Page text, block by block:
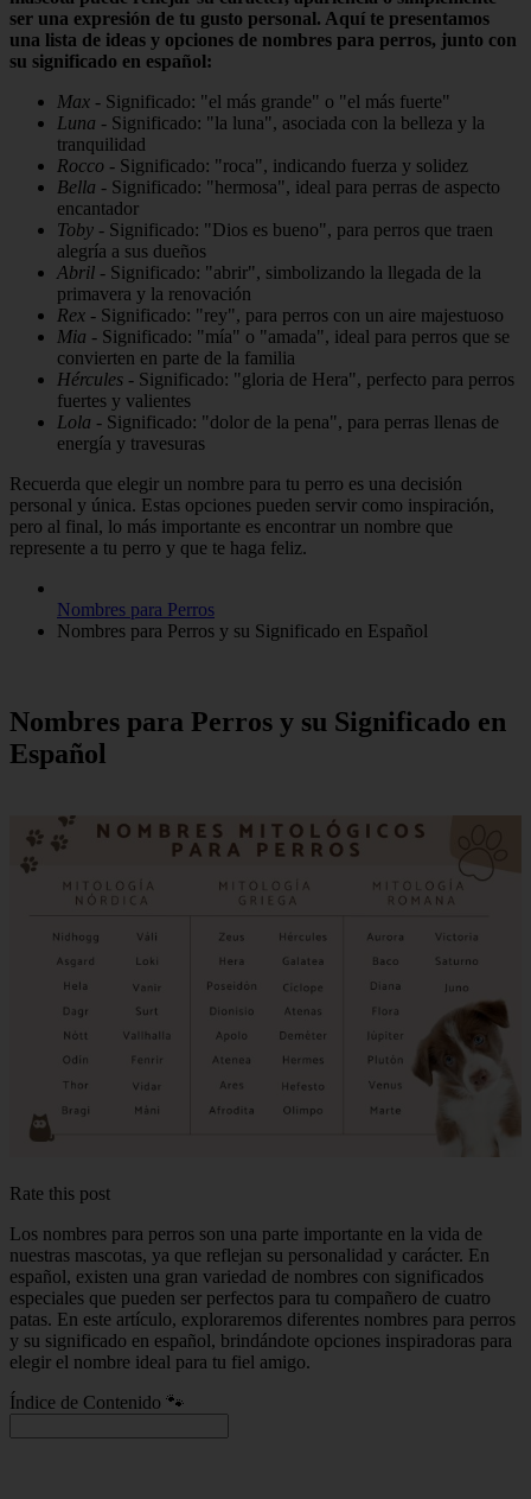
ser una expresión de tu gusto personal. Aquí te presentamos
una lista de ideas y opciones de nombres para perros, junto con
su significado en español:
Max - Significado: "el más grande" o "el más fuerte"
Luna - Significado: "la luna", asociada con la belleza y la
tranquilidad
Rocco - Significado: "roca", indicando fuerza y solidez
Bella - Significado: "hermosa", ideal para perras de aspecto
encantador
Toby - Significado: "Dios es bueno", para perros que traen
alegría a sus dueños
Abril - Significado: "abrir", simbolizando la llegada de la
primavera y la renovación
Rex - Significado: "rey", para perros con un aire majestuoso
Mia - Significado: "mía" o "amada", ideal para perros que se
convierten en parte de la familia
Hércules - Significado: "gloria de Hera", perfecto para perros
fuertes y valientes
Lola - Significado: "dolor de la pena", para perras llenas de
energía y travesuras
Recuerda que elegir un nombre para tu perro es una decisión
personal y única. Estas opciones pueden servir como inspiración,
pero al final, lo más importante es encontrar un nombre que
represente a tu perro y que te haga feliz.
Nombres para Perros
Nombres para Perros y su Significado en Español
Nombres para Perros y su Significado en
Español
Rate this post
Los nombres para perros son una parte importante en la vida de
nuestras mascotas, ya que reflejan su personalidad y carácter. En
español, existen una gran variedad de nombres con significados
especiales que pueden ser perfectos para tu compañero de cuatro
patas. En este artículo, exploraremos diferentes nombres para perros
y su significado en español, brindándote opciones inspiradoras para
elegir el nombre ideal para tu fiel amigo.
Índice de Contenido 🐾